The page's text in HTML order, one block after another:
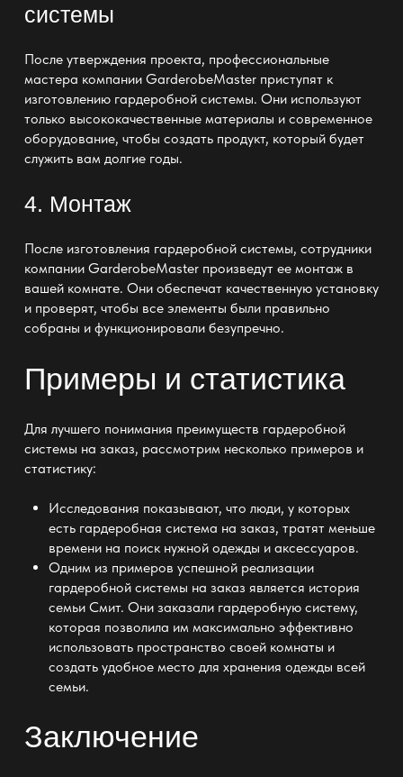
системы
После утверждения проекта, профессиональные
мастера компании GarderobeMaster приступят к
изготовлению гардеробной системы. Они используют
только высококачественные материалы и современное
оборудование, чтобы создать продукт, который будет
служить вам долгие годы.
4. Монтаж
После изготовления гардеробной системы, сотрудники
компании GarderobeMaster произведут ее монтаж в
вашей комнате. Они обеспечат качественную установку
и проверят, чтобы все элементы были правильно
собраны и функционировали безупречно.
Примеры и статистика
Для лучшего понимания преимуществ гардеробной
системы на заказ, рассмотрим несколько примеров и
статистику:
Исследования показывают, что люди, у которых
есть гардеробная система на заказ, тратят меньше
времени на поиск нужной одежды и аксессуаров.
Одним из примеров успешной реализации
гардеробной системы на заказ является история
семьи Смит. Они заказали гардеробную систему,
которая позволила им максимально эффективно
использовать пространство своей комнаты и
создать удобное место для хранения одежды всей
семьи.
Заключение